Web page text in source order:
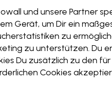
Büro Jugendzimmer
this component.
und unsere Partner
Gerät, um Dir ein
zu
zu unterstützen. Du
Du zusätzlich zu den
Cookies